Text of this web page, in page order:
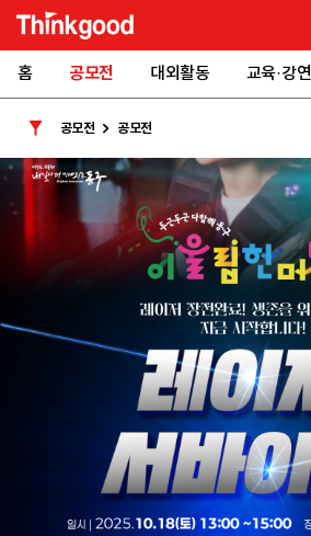
홈 공모전 대외활동 교육·강연
공모전 공모전